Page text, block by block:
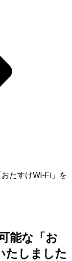
たすけWi-Fi」を
能な「お
たしました